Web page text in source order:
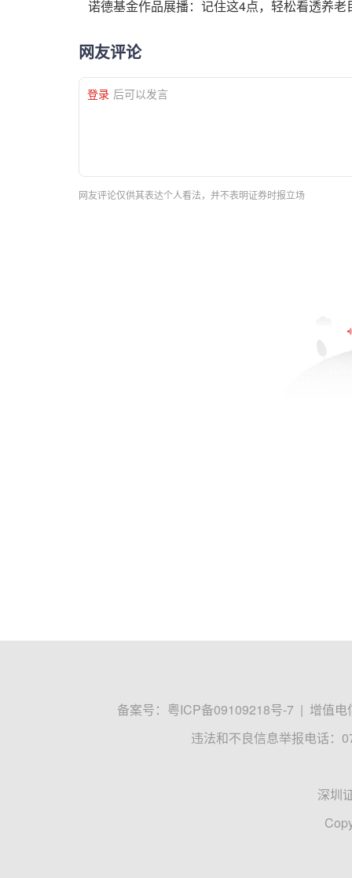
诺德基金作品展播：记住这4点，轻松看透养老
网友评论
登录 后可以发言
网友评论仅供其表达个人看法，并不表明证券时报立场
备案号： 粤ICP备09109218号-7 | 增值电
违法和不良信息举报电话：
深圳